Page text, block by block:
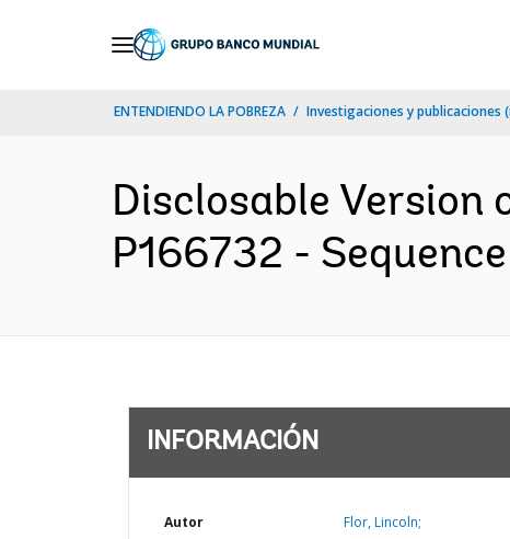
ENTENDIENDO LA POBREZA Investigaciones y publicaciones
Disclosable Version
P166732 -
INFORMACIÓN
Autor Flor, Lincoln;